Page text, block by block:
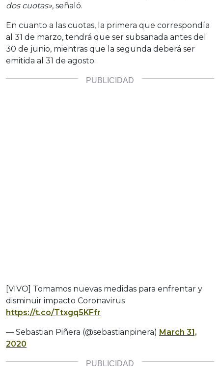
dos cuotas», señaló.
En cuanto a las cuotas, la primera que correspondía
al 31 de marzo, tendrá que ser subsanada antes del
30 de junio, mientras que la segunda deberá ser
emitida al 31 de agosto.
[VIVO] Tomamos nuevas medidas para enfrentar y
disminuir impacto Coronavirus
https://t.co/Ttxgq5KFfr
— Sebastian Piñera (@sebastianpinera) March 31,
2020